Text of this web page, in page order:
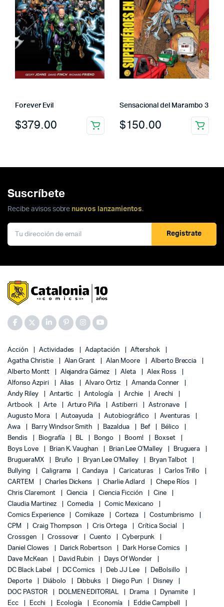
Forever Evil
$379.00
Sensacional del Marambo 3
$150.00
Suscríbete
Recibe avisos sobre nuevos lanzamientos.
Registrate
Acción Actividades Adaptación
Aftershok
Agatha Christie
Alan Grant Alan Moore
Alberto Breccia
Alberto Montt
Alejandra Gámez Aleta
Alex Ross
Alfonso Azpiri
Alias Alvaro Ortiz
Amanda Conner
Andy Riley
Antartic Antología Archie
Arechi
Artbook
Arte Arturo Piña Astiberri
Astronave
Augusto Mora
Autoayuda Autobiográfico
Aventuras
Awa
Barry Windsor Smith Bazaldua Bef
Bélico
Bendis
Biografía BL Bongo Boom!
Boxset
Boys Love
Brian K. Vaughan Brian Lee O'Malley
Bruguera
BrugueraMX
Bruño Bryan Lee O'Malley
Bryan Talbot
Bullying
Caligrama Candaya Caricaturas
Carlos Trillo
CARTEM
Charles Dickens Charlie Adlard
Chepe Ríos
Chris Claremont
Ciencia Ciencia Ficción
Cine
Claudia Martinez
Comedia
Comic Mexicano
Comics Experience
Comikaze Corteza
Costumbrismo
CPM
Craig Thompson Cris Ortega
Crítica Social
Crossgen
Crossover Cuento
Cyberpunk
Daniel Clowes
Darick Robertson
Dark Horse Comics
Dave McKean
David Rubin
Days Of Wonder
DC Black Label
DC Comics Deb JJ Lee
DeBolsillo
Deporte
Diábolo Dibbuks Diego Pun
Disney
DOC PASTOR
DOLMEN EDITORIAL Drama
Dynamite
Ecc
Ecchi Ecología Economía
Eddie Campbell